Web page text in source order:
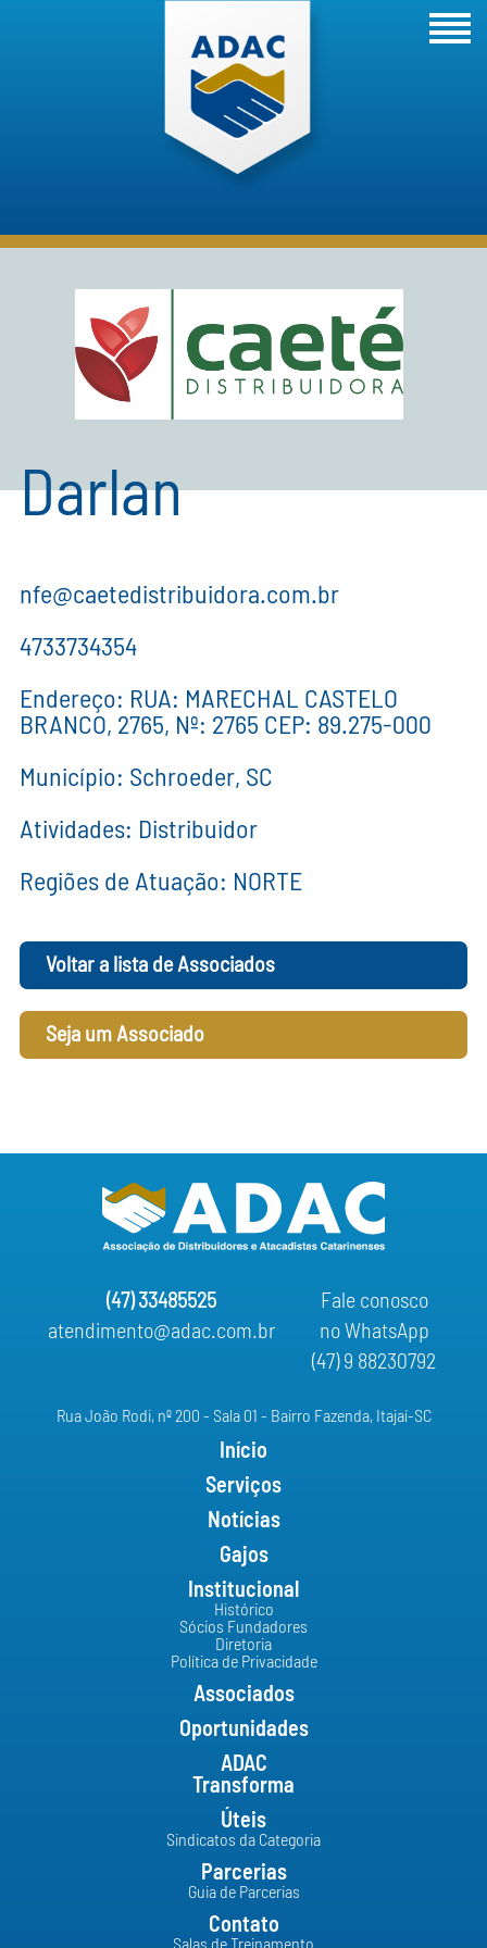
Darlan
nfe@caetedistribuidora.com.br
4733734354
Endereço: RUA: MARECHAL CASTELO
BRANCO, 2765, Nº: 2765 CEP: 89.275-000
Município: Schroeder, SC
Atividades: Distribuidor
Regiões de Atuação: NORTE
Voltar a lista de Associados
Seja um Associado
(47) 33485525
atendimento@adac.com.br
Fale conosco
no WhatsApp
(47) 9 88230792
Rua João Rodi, nº 200 - Sala 01 - Bairro Fazenda, Itajaí-SC
Início
Serviços
Notícias
Gajos
Institucional
Histórico
Sócios Fundadores
Diretoria
Política de Privacidade
Associados
Oportunidades
ADAC
Transforma
Úteis
Sindicatos da Categoria
Parcerias
Guia de Parcerias
Contato